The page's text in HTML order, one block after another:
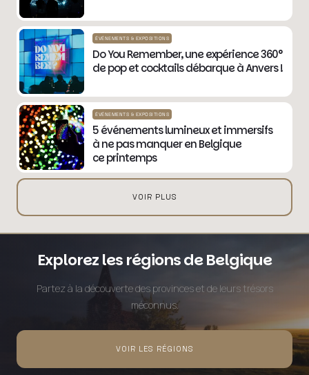
ÉVÉNEMENTS & EXPOSITIONS
Do You Remember, une expérience 360°
de pop et cocktails débarque à Anvers !
ÉVÉNEMENTS & EXPOSITIONS
5 événements lumineux et immersifs
à ne pas manquer en Belgique
ce printemps
VOIR PLUS
Explorez les régions de Belgique
Partez à la découverte des provinces et de leurs trésors
méconnus.
VOIR LES RÉGIONS